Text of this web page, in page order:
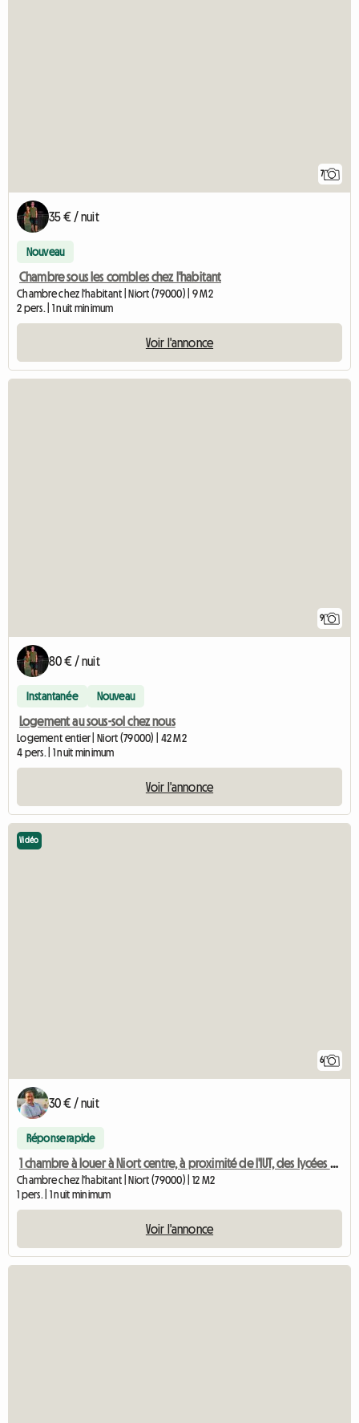
7
35 € / nuit
Nouveau
Chambre sous les combles chez l'habitant
Chambre chez l'habitant | Niort (79000) | 9 M2
2 pers. | 1 nuit minimum
Voir l'annonce
9
80 € / nuit
Instantanée Nouveau
Logement au sous-sol chez nous
Logement entier | Niort (79000) | 42 M2
4 pers. | 1 nuit minimum
Voir l'annonce
6
Vidéo
30 € / nuit
Réponse rapide
1 chambre à louer à Niort centre, à proximité de l'IUT, des lycées et du Marais poitevin
Chambre chez l'habitant | Niort (79000) | 12 M2
1 pers. | 1 nuit minimum
Voir l'annonce